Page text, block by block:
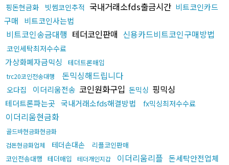
핑돈현금화 빗썸코인추적 국내거래소fds출금시간 비트코인카드
구매
비트코인사는법
비트코인송금대행 테더코인판매 신용카드비트코인구매방법
코인세탁최저수수료
가상화폐자금믹싱 테더트론매입
trc20코인전송대행 돈믹싱해드립니다
오다집 이더리움전송 코인원화구입 돈믹싱 핑믹싱
테더트론파는곳 국내거래소fds해결방법 fx믹싱최저수수료
이더리움현금화
골드바현금화현금화
검돈현금화업체
테더손대손
리플코인판매
코인전송대행 테더매입 테더개인지갑 이더리움리플 돈세탁안전업체